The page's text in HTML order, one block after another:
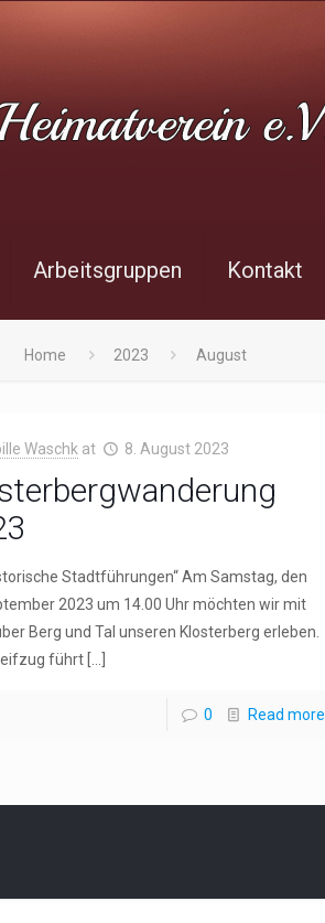
Arbeitsgruppen Kontakt
Home 2023 August
Waschk at 8. August 2023
Stadtführungen“ Am Samstag, den
2023 um 14.00 Uhr möchten wir mit
Berg und Tal unseren Klosterberg erleben.
führt[…]
0 Read more